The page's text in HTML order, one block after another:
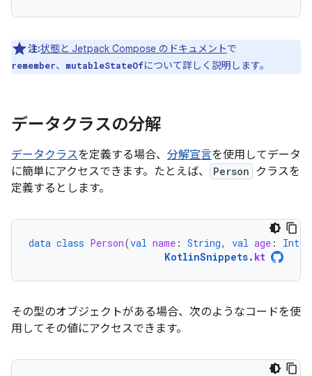
注:状態と Jetpack Compose のドキュメントで
remember、 mutableStateOfについて詳しく説明します。
データクラスの分解
データクラスを定義する場合、 分解宣言を使用してデータ
に簡単にアクセスできます。たとえば、
Person
クラスを
定義するとします。
data class Person(val name : String, val age : Int
KotlinSnippets. kt
その型のオブジェクトがある場合、次のようなコードを使
用してその値にアクセスできます。